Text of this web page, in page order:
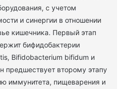
с учетом
и синергии в отношении
кишечника. Первый этап
бифидобактерии
Bifidobacterium bifidum и
предшествует второму этапу
иммунитета, пищеварения и